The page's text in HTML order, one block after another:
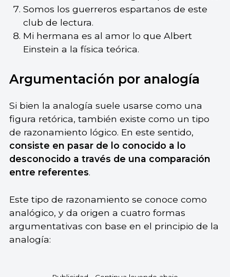
Somos los guerreros espartanos de este
club de lectura.
Mi hermana es al amor lo que Albert
Einstein a la física teórica.
Argumentación por analogía
Si bien la analogía suele usarse como una
figura retórica, también existe como un tipo
de razonamiento lógico. En este sentido,
consiste en pasar de lo conocido a lo
desconocido a través de una comparación
entre referentes.
Este tipo de razonamiento se conoce como
analógico, y da origen a cuatro formas
argumentativas con base en el principio de la
analogía: